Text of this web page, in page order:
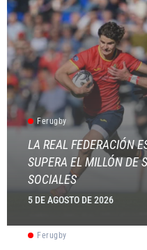
Ferugby
LA REAL FEDERACIÓN
SUPERA EL MILLÓN DE
SOCIALES
5 DE AGOSTO DE 2026
Ferugby